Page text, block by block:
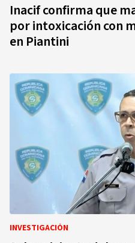
Inacif confirma que
por intoxicación con
en Piantini
INVESTIGACIÓN